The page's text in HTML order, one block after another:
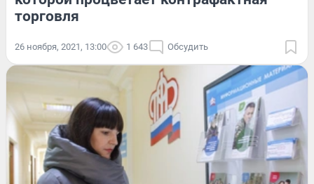
торговля
26 ноября, 2021, 13:00 1 643 Обсудить